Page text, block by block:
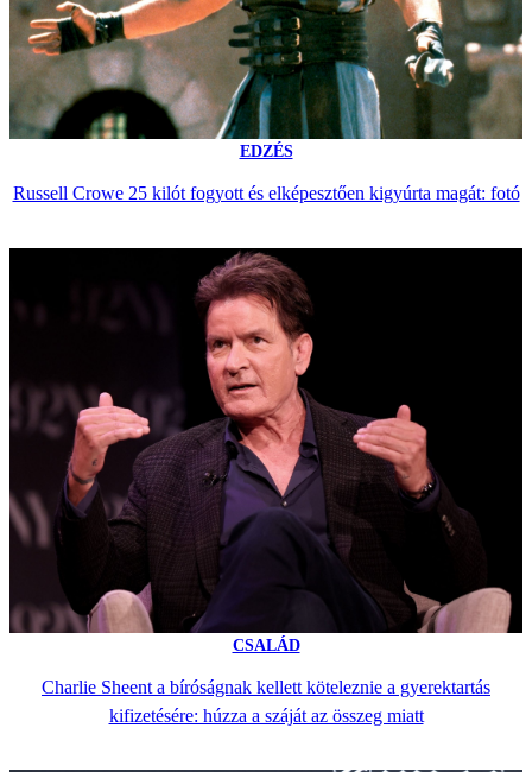
EDZÉS
Russell Crowe 25 kilót fogyott és elképesztően kigyúrta magát: fotó
CSALÁD
Charlie Sheent a bíróságnak kellett köteleznie a gyerektartás
kifizetésére: húzza a száját az összeg miatt